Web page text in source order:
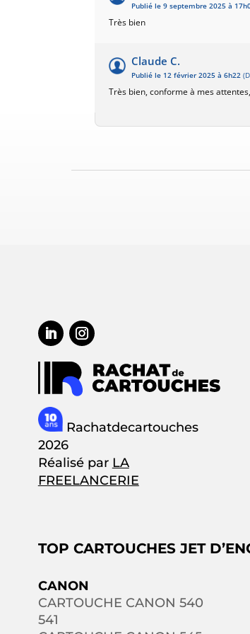
Publié le 9 septembre 2025 à
Très bien
Claude C.
Publié le 12 février 2025 à 6h22
Très bien, conforme à mes
Rachatdecartouches
2026
Réalisé par LA
FREELANCERIE
TOP CARTOUCHES JET
CANON
CARTOUCHE CANON 540
541